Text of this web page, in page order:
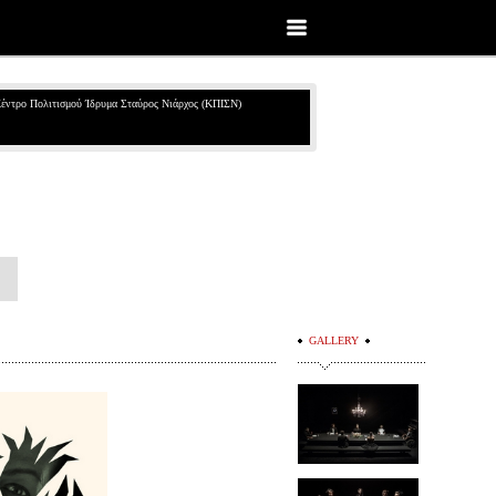
Πολιτισμού Ίδρυμα Σταύρος Νιάρχος (ΚΠΙΣΝ)
GALLERY